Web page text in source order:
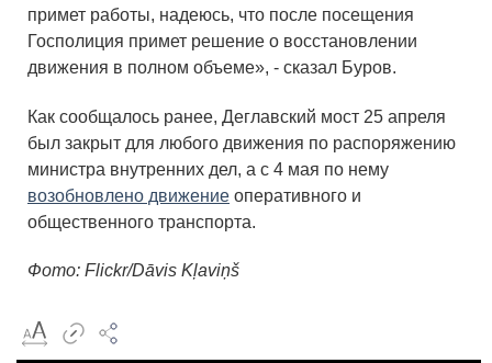
примет работы, надеюсь, что после посещения
Госполиция примет решение о восстановлении
движения в полном объеме», - сказал Буров.
Как сообщалось ранее, Деглавский мост 25 апреля
был закрыт для любого движения по распоряжению
министра внутренних дел, а с 4 мая по нему
возобновлено движение оперативного и
общественного транспорта.
Фото: Flickr/Dāvis Kļaviņš